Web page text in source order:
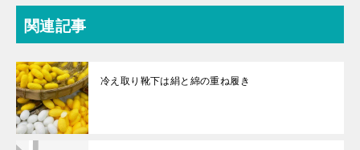
関連記事
冷え取り靴下は絹と綿の重ね履き